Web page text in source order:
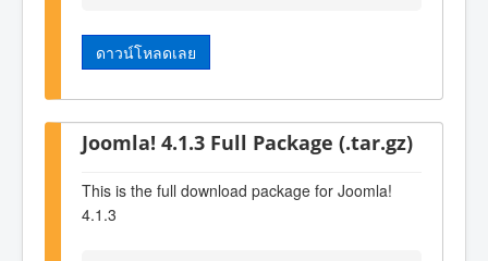
ดาวน์โหลดเลย
Joomla! 4.1.3 Full Package (.tar.gz)
This is the full download package for Joomla!
4.1.3